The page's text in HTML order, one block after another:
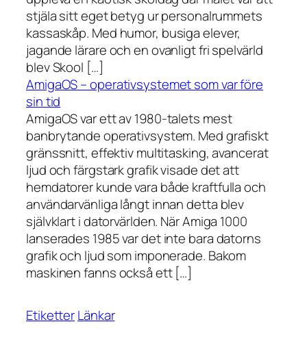
stjäla sitt eget betyg ur personalrummets
kassaskåp. Med humor, busiga elever,
jagande lärare och en ovanligt fri spelvärld
blev Skool […]
AmigaOS – operativsystemet som var före
sin tid
AmigaOS var ett av 1980-talets mest
banbrytande operativsystem. Med grafiskt
gränssnitt, effektiv multitasking, avancerat
ljud och färgstark grafik visade det att
hemdatorer kunde vara både kraftfulla och
användarvänliga långt innan detta blev
självklart i datorvärlden. När Amiga 1000
lanserades 1985 var det inte bara datorns
grafik och ljud som imponerade. Bakom
maskinen fanns också ett […]
EtiketterLänkar